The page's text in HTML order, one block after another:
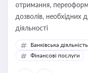
отримання,
дозволів, необхідних
діяльності
Банківська діяльність
Фінансові послуги